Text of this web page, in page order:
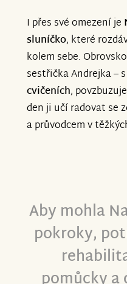
I přes své omezení je
sluníčko, které
kolem sebe.
sestřička Andrejka –
cvičeních,
den ji učí radovat se
a průvodcem v
Aby mohla
pokroky,